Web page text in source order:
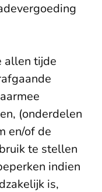
allen tijde
(onderdelen
en/of de
te stellen
indien
is,